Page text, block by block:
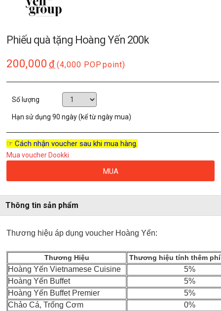
Phiếu quà tặng Hoàng Yến 200k
200,000 đ (4,000 POP point)
Số lượng
Hạn sử dụng90 ngày (kể từ ngày mua)
☞ Cách nhận voucher sau khi mua hàng.
Mua voucher Dookki
MUA
Thông tin sản phẩm
Thương hiệu áp dụng voucher Hoàng Yến:
Thương Hiệu Thương hiệu tính thêm
Hoàng Yến Vietnamese Cuisine
5%
Hoàng Yến Buffet
5%
Hoàng Yến Buffet Premier
5%
Chảo Cá, Trống Cơm
0%